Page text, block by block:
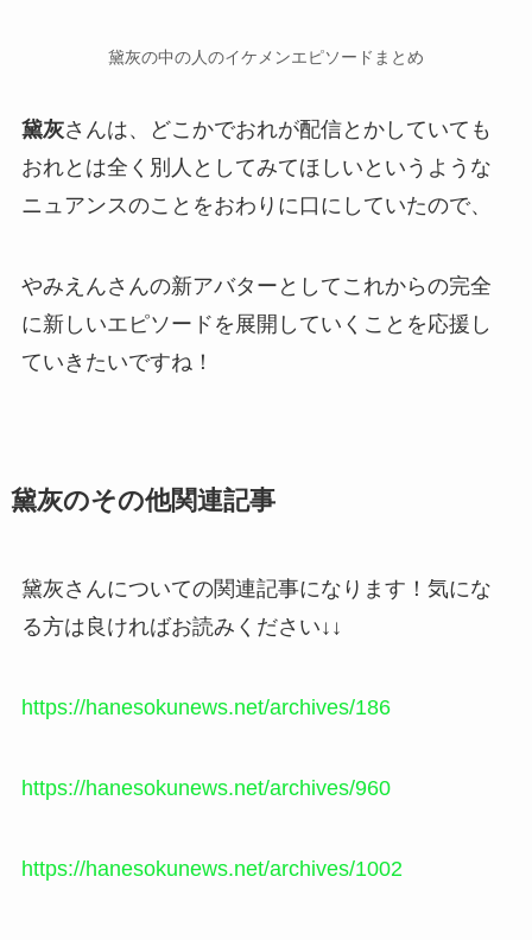
黛灰の中の人のイケメンエピソードまとめ
黛灰さんは、どこかでおれが配信とかしていても
おれとは全く別人としてみてほしいというような
ニュアンスのことをおわりに口にしていたので、
やみえんさんの新アバターとしてこれからの完全
に新しいエピソード を展開していくことを応援し
ていきたいですね！
黛灰のその他関連記事
黛灰さんについての関連記事になります！気にな
る方は良ければお読みください↓↓
https://hanesokunews.net/archives/186
https://hanesokunews.net/archives/960
https://hanesokunews.net/archives/1002